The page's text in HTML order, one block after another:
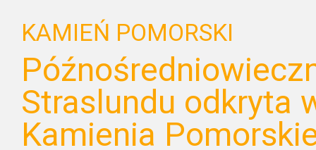
KAMIEŃ POMORSKI
Straslundu odkryta
Kamienia